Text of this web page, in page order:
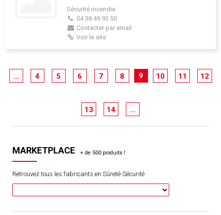
Sécurité incendie
04 38 49 93 50
Contacter par email
Voir le site
… 4 5 6 7 8 9 10 11 12
13 14 …
MARKETPLACE
Retrouvez tous les fabricants en Sûreté-Sécurité